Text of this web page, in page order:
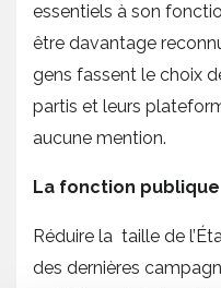
essentiels à son
être davantage
gens fassent le choix
partis et leurs
aucune mention.
La fonction publique
Réduire la taille de
des dernières